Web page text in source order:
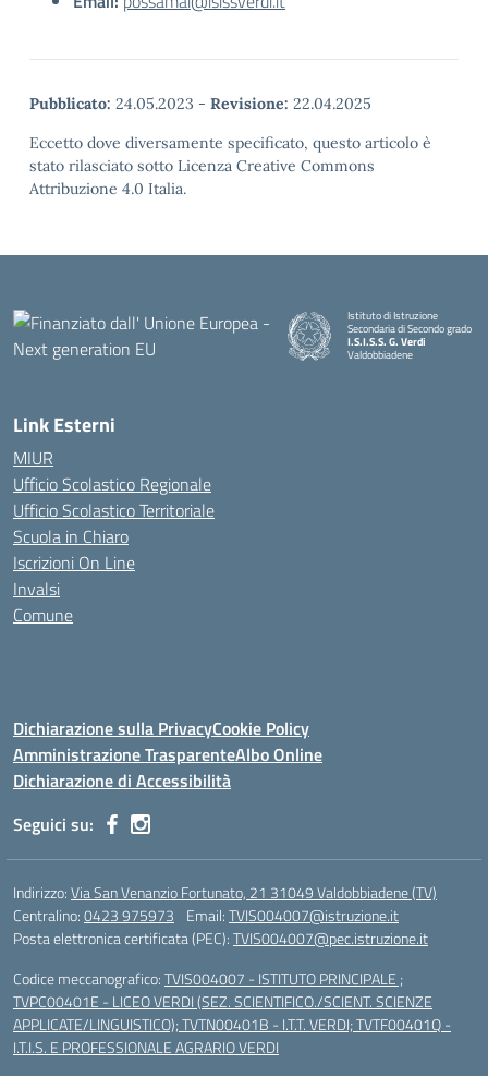
Pubblicato: 24.05.2023 - Revisione: 22.04.2025
Eccetto dove diversamente specificato, questo articolo è
stato rilasciato sotto Licenza Creative Commons
Attribuzione 4.0 Italia.
Istituto di Istruzione
Secondaria di Secondo grado
I.S.I.S.S. G. Verdi
Valdobbiadene
Link Esterni
MIUR
Ufficio Scolastico Regionale
Ufficio Scolastico Territoriale
Scuola in Chiaro
Iscrizioni On Line
Invalsi
Comune
Dichiarazione sulla PrivacyCookie Policy
Amministrazione TrasparenteAlbo Online
Dichiarazione di Accessibilità
Seguici su:
Indirizzo:Via San Venanzio Fortunato, 21 31049 Valdobbiadene (TV)
Centralino:0423 975973 Email:TVIS004007@istruzione.it
Posta elettronica certificata (PEC):TVIS004007@pec.istruzione.it
Codice meccanografico:TVIS004007 - ISTITUTO PRINCIPALE ;
TVPC00401E - LICEO VERDI (SEZ. SCIENTIFICO./SCIENT. SCIENZE
APPLICATE/LINGUISTICO); TVTN00401B - I.T.T. VERDI; TVTF00401Q -
I.T.I.S. E PROFESSIONALE AGRARIO VERDI